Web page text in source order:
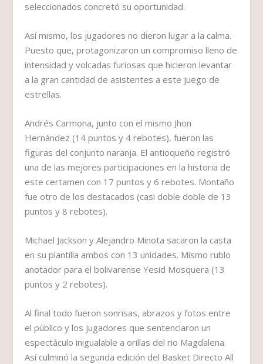
seleccionados concretó su oportunidad.
Así mismo, los jugadores no dieron lugar a la calma.
Puesto que, protagonizaron un compromiso lleno de
intensidad y volcadas furiosas que hicieron levantar
a la gran cantidad de asistentes a este juego de
estrellas.
Andrés Carmona, junto con el mismo Jhon
Hernández (14 puntos y 4 rebotes), fueron las
figuras del conjunto naranja. El antioqueño registró
una de las mejores participaciones en la historia de
este certamen con 17 puntos y 6 rebotes. Montaño
fue otro de los destacados (casi doble doble de 13
puntos y 8 rebotes).
Michael Jackson y Alejandro Minota sacaron la casta
en su plantilla ambos con 13 unidades. Mismo rublo
anotador para el bolivarense Yesid Mosquera (13
puntos y 2 rebotes).
Al final todo fueron sonrisas, abrazos y fotos entre
el público y los jugadores que sentenciaron un
espectáculo inigualable a orillas del rio Magdalena.
Así culminó la segunda edición del Basket Directo All